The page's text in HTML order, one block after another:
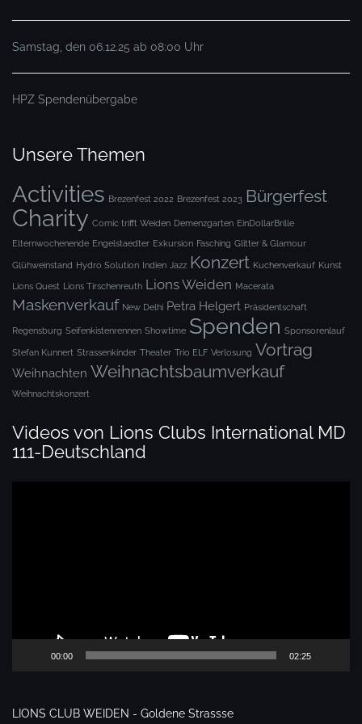
Samstag, den 06.12.25 ab 08:00 Uhr
HPZ Spendenübergabe
Unsere Themen
Activities Brezenfest 2022 Brezenfest 2023 Bürgerfest
Charity Comic trifft Weiden Demenzgarten EinDollarBrille
Elternwochenende Engelstaedter Exkursion Fasching Glitter & Glamour
Glühweinstand Hydro Solution Indien Jazz Konzert Kuchenverkauf Kunst
Lions Quest Lions Tirschenreuth Lions Weiden Macerata
Maskenverkauf New Delhi Petra Helgert Präsidentschaft
Regensburg Seifenkistenrennen Showtime Spenden Sponsorenlauf
Stefan Kunnert Strassenkinder Theater Trio ELF Verlosung Vortrag
Weihnachten Weihnachtsbaumverkauf
Weihnachtskonzert
Videos von Lions Clubs International MD
111-Deutschland
00:00 02:25
LIONS CLUB WEIDEN - Goldene Strassse